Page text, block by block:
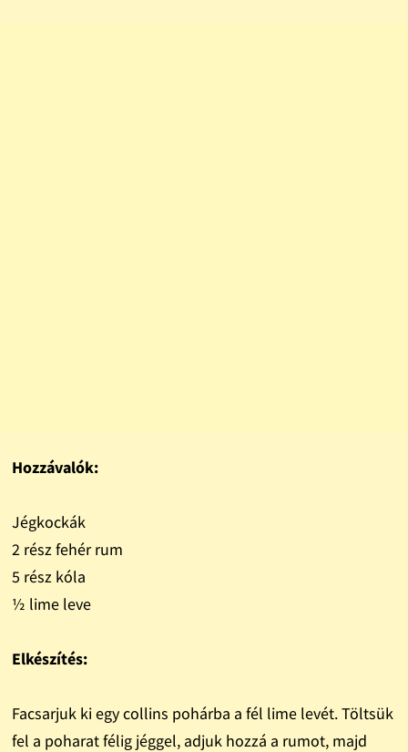
Hozzávalók:
Jégkockák
2 rész fehér rum
5 rész kóla
½ lime leve
Elkészítés:
Facsarjuk ki egy collins pohárba a fél lime levét. Töltsük
fel a poharat félig jéggel, adjuk hozzá a rumot, majd